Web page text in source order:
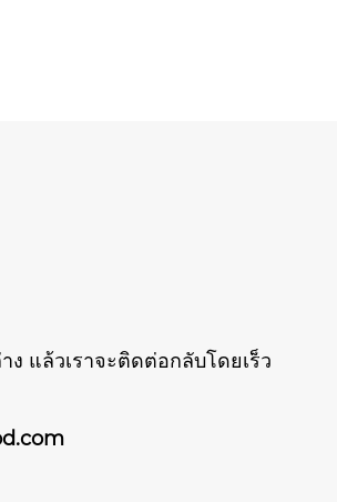
แล้วเราจะติดต่อกลับโดยเร็ว